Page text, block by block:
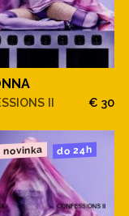
II € 30
novinka do 24h